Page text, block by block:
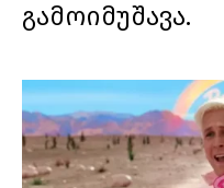
გამოიმუშავა.